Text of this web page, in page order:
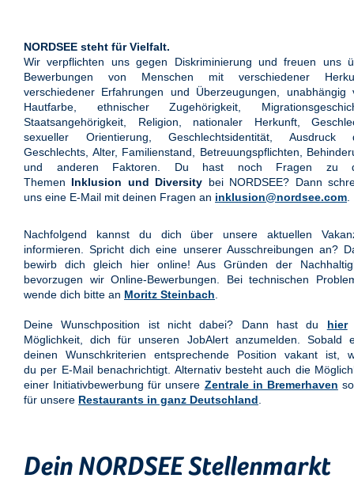
NORDSEE steht für Vielfalt.
Wir verpflichten uns gegen Diskriminierung und freuen uns
Bewerbungen von Menschen mit verschiedener
verschiedener Erfahrungen und Überzeugungen, unabhängig
Hautfarbe, ethnischer Zugehörigkeit,
Staatsangehörigkeit, Religion, nationaler Herkunft,
sexueller Orientierung, Geschlechtsidentität, Ausdruck
Geschlechts, Alter, Familienstand, Betreuungspflichten,
und anderen Faktoren. Du hast noch Fragen zu
Themen Inklusion und Diversity bei NORDSEE? Dann
uns eine E-Mail mit deinen Fragen an inklusion@nordsee.com
Nachfolgend kannst du dich über unsere aktuellen
informieren. Spricht dich eine unserer Ausschreibungen an?
bewirb dich gleich hier online! Aus Gründen der
bevorzugen wir Online-Bewerbungen. Bei technischen
wende dich bitte an Moritz Steinbach
Deine Wunschposition ist nicht dabei? Dann hast du hier
Möglichkeit, dich für unseren JobAlert anzumelden. Sobald
deinen Wunschkriterien entsprechende Position vakant ist,
du per E-Mail benachrichtigt. Alternativ besteht auch die
einer Initiativbewerbung für unsere Zentrale in Bremerhaven
für unsere Restaurants in ganz Deutschland
Dein NORDSEE Stellenmarkt